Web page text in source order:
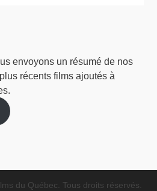
envoyons un résumé de nos
récents films ajoutés à
du Québec. Tous droits réservés.